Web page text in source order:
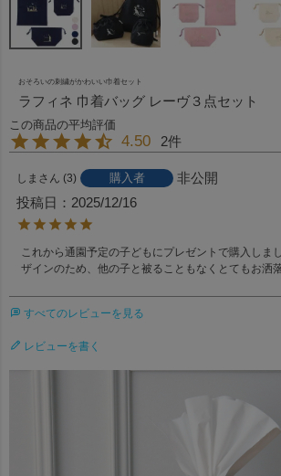
おそろいの刺繍がかわいい巾着セット
ラフィネ 巾着バッグ レーヴ３点セット
4.50 2
しま 3 購入者
非公開
投稿日
2025/12/16
これから通園予定の子どもにプレゼントで購入しま
ザインのため、他の子と被ることもなくとてもお洒落
すべてのレビューを見る
レビューを書く